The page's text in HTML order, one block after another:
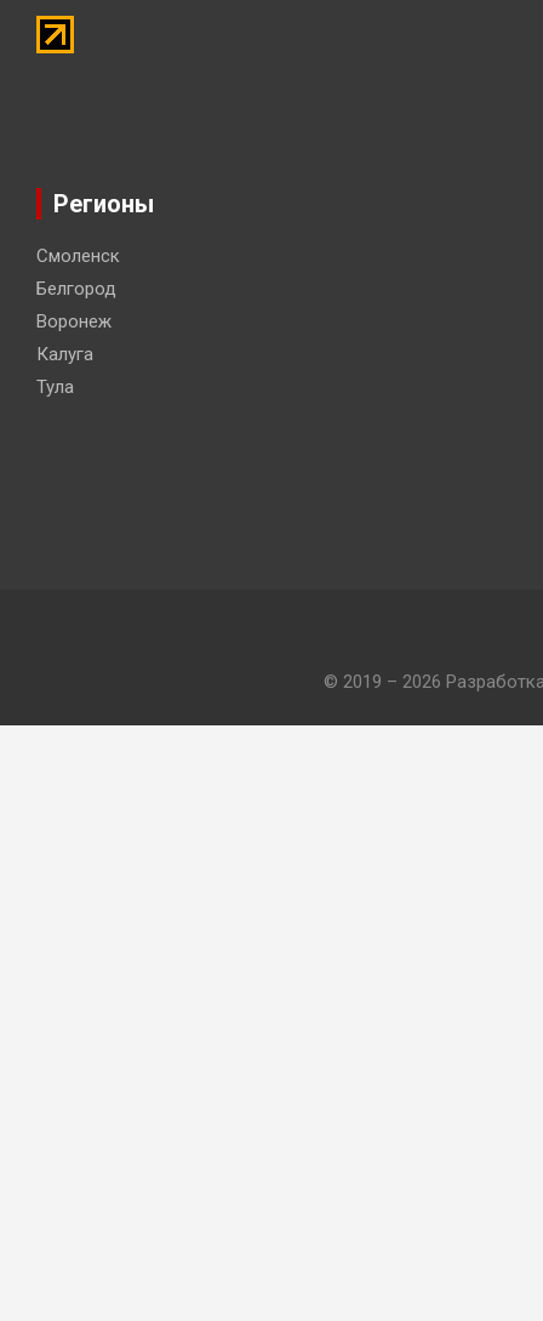
Регионы
Смоленск
Белгород
Воронеж
Калуга
Тула
© 2019 – 2026